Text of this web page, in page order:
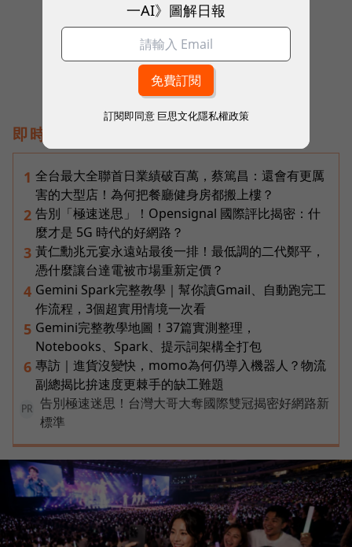
往下滑看下一篇文章
即時熱門文章
1 全台最大全聯首日業績破百萬，蔡篤昌：還會有更厲
害的大型店！為何把餐廳健身房都搬上樓？
2 告別「極速迷思」！Opensignal 國際評比揭密：什
麼才是 5G 時代的好網路？
3 黃仁勳兆元宴永遠站最後一排！最低調的二代鄭平，
憑什麼讓台達電被市場重新定價？
4 Gemini Spark完整教學｜幫你讀Gmail、自動跑完工
作流程，3個超實用情境一次看
5 Gemini完整教學地圖！37篇實測整理，
Notebooks、Spark、提示詞架構全打包
6 專訪｜進貨沒變快，momo為何仍導入機器人？物流
副總揭比拚速度更棘手的缺工難題
PR
告別極速迷思！台灣大哥大奪國際雙冠揭密好網路新
標準
一AI》圖解日報
訂閱即同意 巨思文化隱私權政策